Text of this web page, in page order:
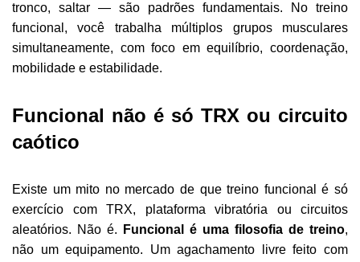
tronco, saltar — são padrões fundamentais. No treino
funcional, você trabalha múltiplos grupos musculares
simultaneamente, com foco em equilíbrio, coordenação,
mobilidade e estabilidade.
Funcional não é só TRX ou circuito
caótico
Existe um mito no mercado de que treino funcional é só
exercício com TRX, plataforma vibratória ou circuitos
aleatórios. Não é.
Funcional é uma filosofia de treino,
não um equipamento. Um agachamento livre feito com